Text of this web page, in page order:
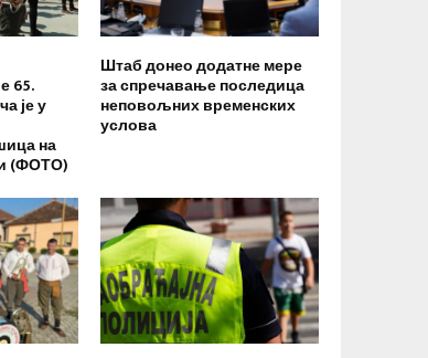
65.
је у
на
(ФОТО)
Штаб донео додатне мере
за спречавање последица
неповољних временских
услова